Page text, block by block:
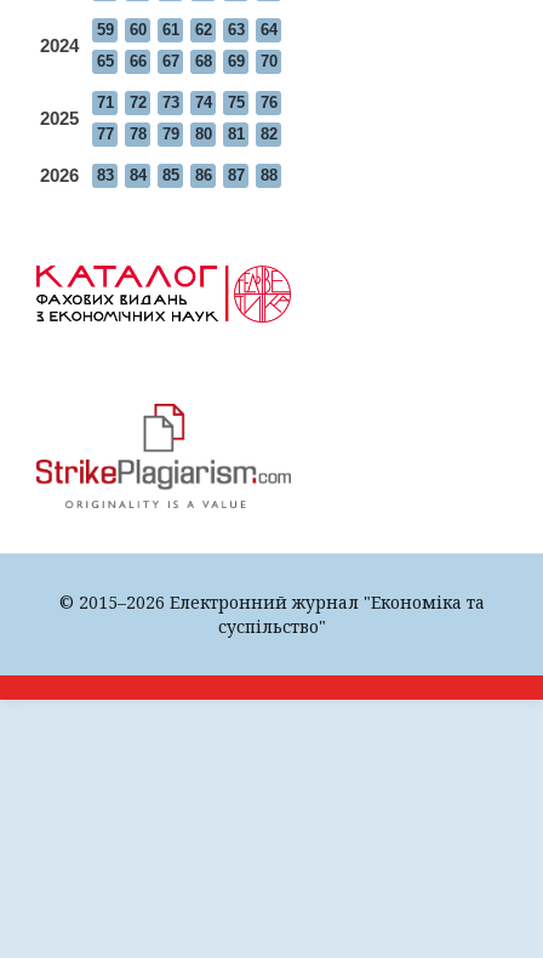
2024
59 60 61 62 63
64
65
66 67 68 69 70
2025
71 72 73 74 75
76
77
78 79 80 81 82
2026 83 84 85 86 87 88
© 2015–2026 Електронний журнал "Економіка та
суспільство"